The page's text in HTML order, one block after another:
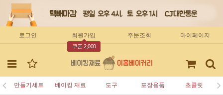
로그인 회원가입
쿠폰 2,000
주문조회 마이페이지
만들기세트 베이킹 재료 도구 포장용품 초콜릿